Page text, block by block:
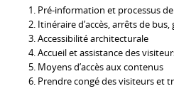
Pré-information et processus
Itinéraire d’accès, arrêts de
Accessibilité architecturale
Accueil et assistance des
Moyens d’accès aux contenus
Prendre congé des visiteurs et